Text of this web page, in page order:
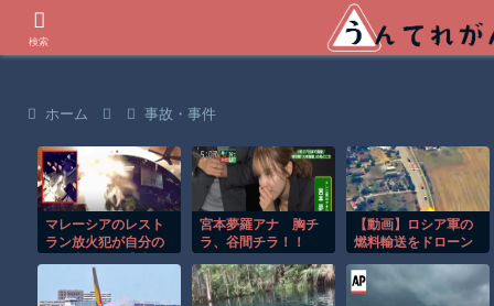
ホーム 事故・事件
マレーシアのレスト
ラン放火犯が自分の
る瞬間！！
宮本夢羅アナ 胸チ
ラ、谷間チラ！！
【動画】ロシア軍の
燃料輸送をドローン
ナ。
検索